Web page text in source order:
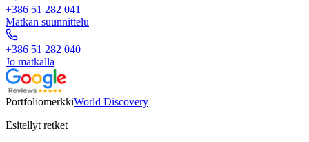
+386 51 282 041
Matkan suunnittelu
+386 51 282 040
Jo matkalla
PortfoliomerkkiWorld Discovery
Esitellyt retket